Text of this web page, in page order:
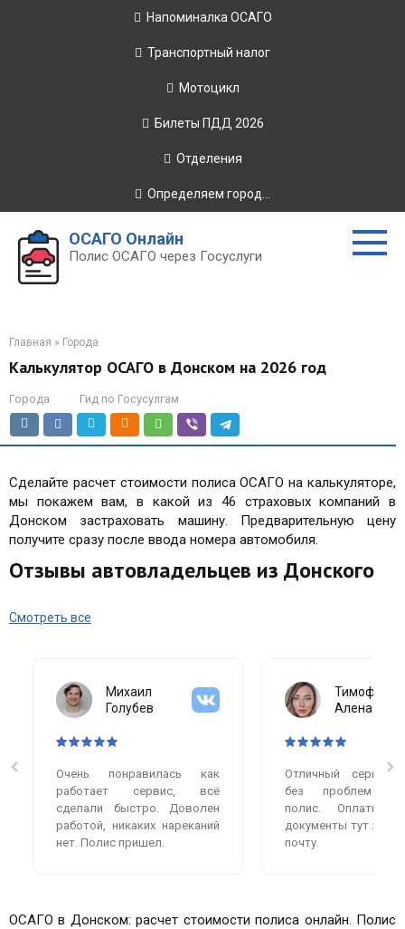
Напоминалка ОСАГО
Транспортный налог
Мотоцикл
Билеты ПДД 2026
Отделения
Определяем город...
ОСАГО Онлайн
Полис ОСАГО через Госуслуги
Главная » Города
Калькулятор ОСАГО в Донском на 2026 год
Города Гид по Госусулгам
Сделайте расчет стоимости полиса ОСАГО на калькуляторе,
мы покажем вам, в какой из 46 страховых компаний в
Донском застраховать машину. Предварительную цену
получите сразу после ввода номера автомобиля.
Отзывы автовладельцев из Донского
Смотреть все
Михаил
Голубев
Очень понравилась как
работает сервис, всё
сделали быстро. Доволен
работой, никаких нареканий
нет. Полис пришел.
Тимофеева
Алена
Отличный сервис.
без проблем
полис.
документы тут же
почту.
ОСАГО в Донском: расчет стоимости полиса онлайн. Полис